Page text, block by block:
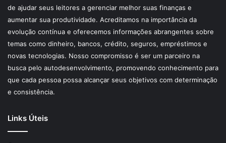
de ajudar seus leitores a gerenciar melhor suas finanças e
aumentar sua produtividade. Acreditamos na importância da
evolução contínua e oferecemos informações abrangentes sobre
temas como dinheiro, bancos, crédito, seguros, empréstimos e
novas tecnologias. Nosso compromisso é ser um parceiro na
busca pelo autodesenvolvimento, promovendo conhecimento para
que cada pessoa possa alcançar seus objetivos com determinação
e consistência.
Links Úteis